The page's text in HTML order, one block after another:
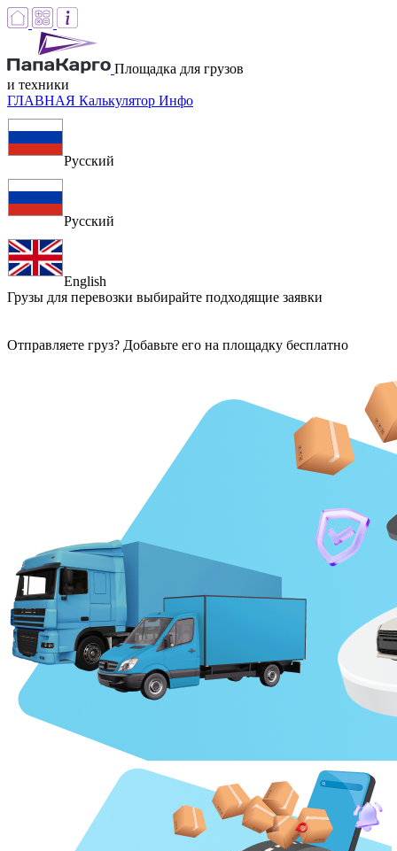
Площадка для грузов
и техники
ГЛАВНАЯ Калькулятор Инфо
Русский
Русский
English
Грузы для перевозки выбирайте подходящие заявки
Отправляете груз? Добавьте его на площадку бесплатно